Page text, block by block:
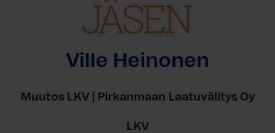
Ville Heinonen
Muutos LKV | Pirkanmaan Laatuvälitys Oy
LKV